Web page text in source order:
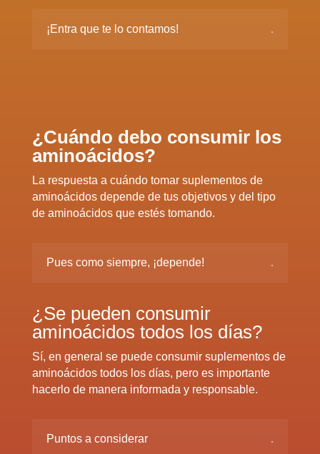
¡Entra que te lo contamos!
¿Cuándo debo consumir los
aminoácidos?
La respuesta a cuándo tomar suplementos de
aminoácidos depende de tus objetivos y del tipo
de aminoácidos que estés tomando.
Pues como siempre, ¡depende!
¿Se pueden consumir
aminoácidos todos los días?
Sí, en general se puede consumir suplementos de
aminoácidos todos los días, pero es importante
hacerlo de manera informada y responsable.
Puntos a considerar